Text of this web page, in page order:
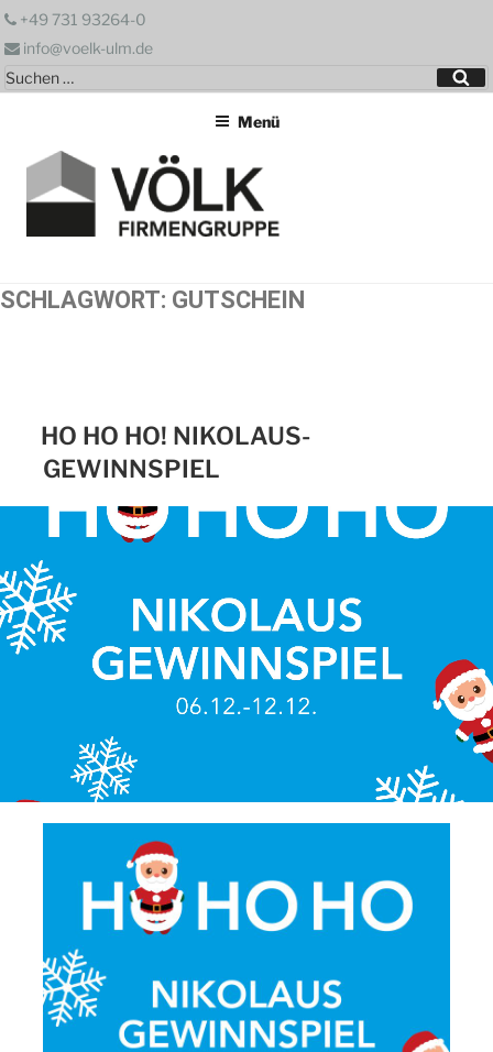
Zum
springen
+49 731 93264-0
info@voelk-ulm.de
Suchen
nach:
Menü
SCHLAGWORT: GUTSCHEIN
HO HO HO! NIKOLAUS-
GEWINNSPIEL